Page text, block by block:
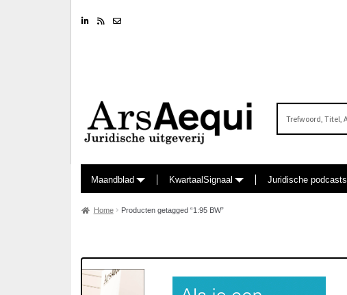
LinkedinRSS feed
Maandblad KwartaalSignaal Juridische podcasts
Home Producten getagged “1:95 BW”